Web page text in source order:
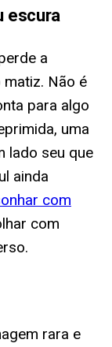
escura
a
Não é
para algo
uma
lado seu que
ainda
com
com
rara e